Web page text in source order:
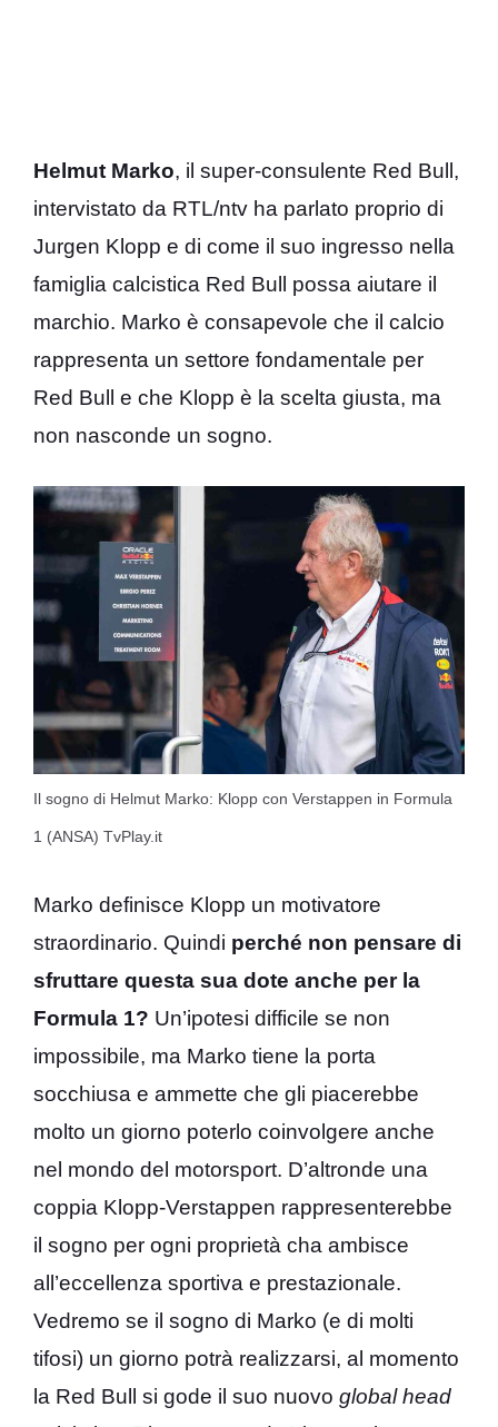
Helmut Marko, il super-consulente Red Bull,
intervistato da RTL/ntv ha parlato proprio di
Jurgen Klopp e di come il suo ingresso nella
famiglia calcistica Red Bull possa aiutare il
marchio. Marko è consapevole che il calcio
rappresenta un settore fondamentale per
Red Bull e che Klopp è la scelta giusta, ma
non nasconde un sogno.
Il sogno di Helmut Marko: Klopp con Verstappen in Formula
1 (ANSA) TvPlay.it
Marko definisce Klopp un motivatore
straordinario. Quindi perché non pensare di
sfruttare questa sua dote anche per la
Formula 1? Un’ipotesi difficile se non
impossibile, ma Marko tiene la porta
socchiusa e ammette che gli piacerebbe
molto un giorno poterlo coinvolgere anche
nel mondo del motorsport. D’altronde una
coppia Klopp-Verstappen rappresenterebbe
il sogno per ogni proprietà cha ambisce
all’eccellenza sportiva e prestazionale.
Vedremo se il sogno di Marko (e di molti
tifosi) un giorno potrà realizzarsi, al momento
la Red Bull si gode il suo nuovo global head